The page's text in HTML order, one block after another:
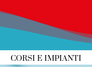
CORSI E IMPIANTI